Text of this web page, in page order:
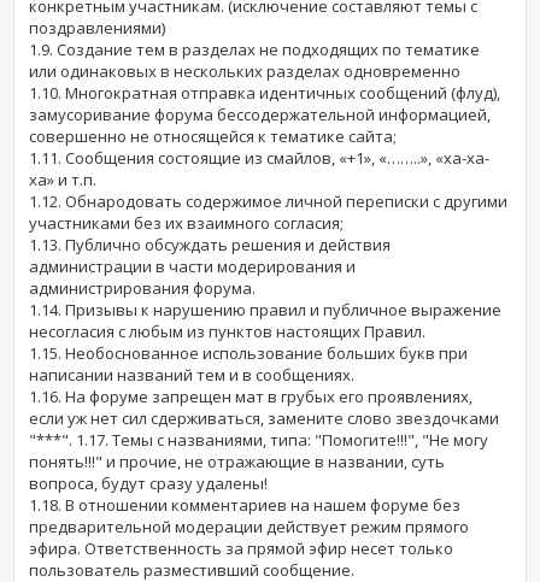
конкретным участникам. (исключение составляют темы с
поздравлениями)
1.9. Создание тем в разделах не подходящих по тематике
или одинаковых в нескольких разделах одновременно
1.10. Многократная отправка идентичных сообщений (флуд),
замусоривание форума бессодержательной информацией,
совершенно не относящейся к тематике сайта;
1.11. Сообщения состоящие из смайлов, «+1», «……..», «ха-ха-
ха» и т.п.
1.12. Обнародовать содержимое личной переписки с другими
участниками без их взаимного согласия;
1.13. Публично обсуждать решения и действия
администрации в части модерирования и
администрирования форума.
1.14. Призывы к нарушению правил и публичное выражение
несогласия с любым из пунктов настоящих Правил.
1.15. Необоснованное использование больших букв при
написании названий тем и в сообщениях.
1.16. На форуме запрещен мат в грубых его проявлениях,
если уж нет сил сдерживаться, замените слово звездочками
"***". 1.17. Темы с названиями, типа: "Помогите!!!", "Не могу
понять!!!" и прочие, не отражающие в названии, суть
вопроса, будут сразу удалены!
1.18. В отношении комментариев на нашем форуме без
предварительной модерации действует режим прямого
эфира. Ответственность за прямой эфир несет только
пользователь разместивший сообщение.